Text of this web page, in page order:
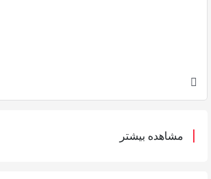
مشاهده بیشتر